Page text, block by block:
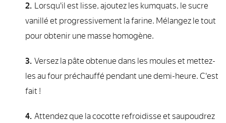
Lorsqu'il est lisse, ajoutez les kumquats, le sucre
vanillé et progressivement la farine. Mélangez le tout
pour obtenir une masse homogène.
Versez la pâte obtenue dans les moules et mettez-
les au four préchauffé pendant une demi-heure. C'est
fait !
Attendez que la cocotte refroidisse et saupoudrez